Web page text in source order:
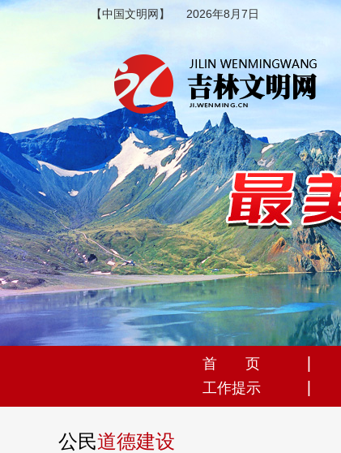
【中国文明网】 2026年8月7日
首 页
工作提示
公民道德建设